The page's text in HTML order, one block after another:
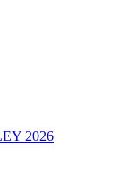
2026